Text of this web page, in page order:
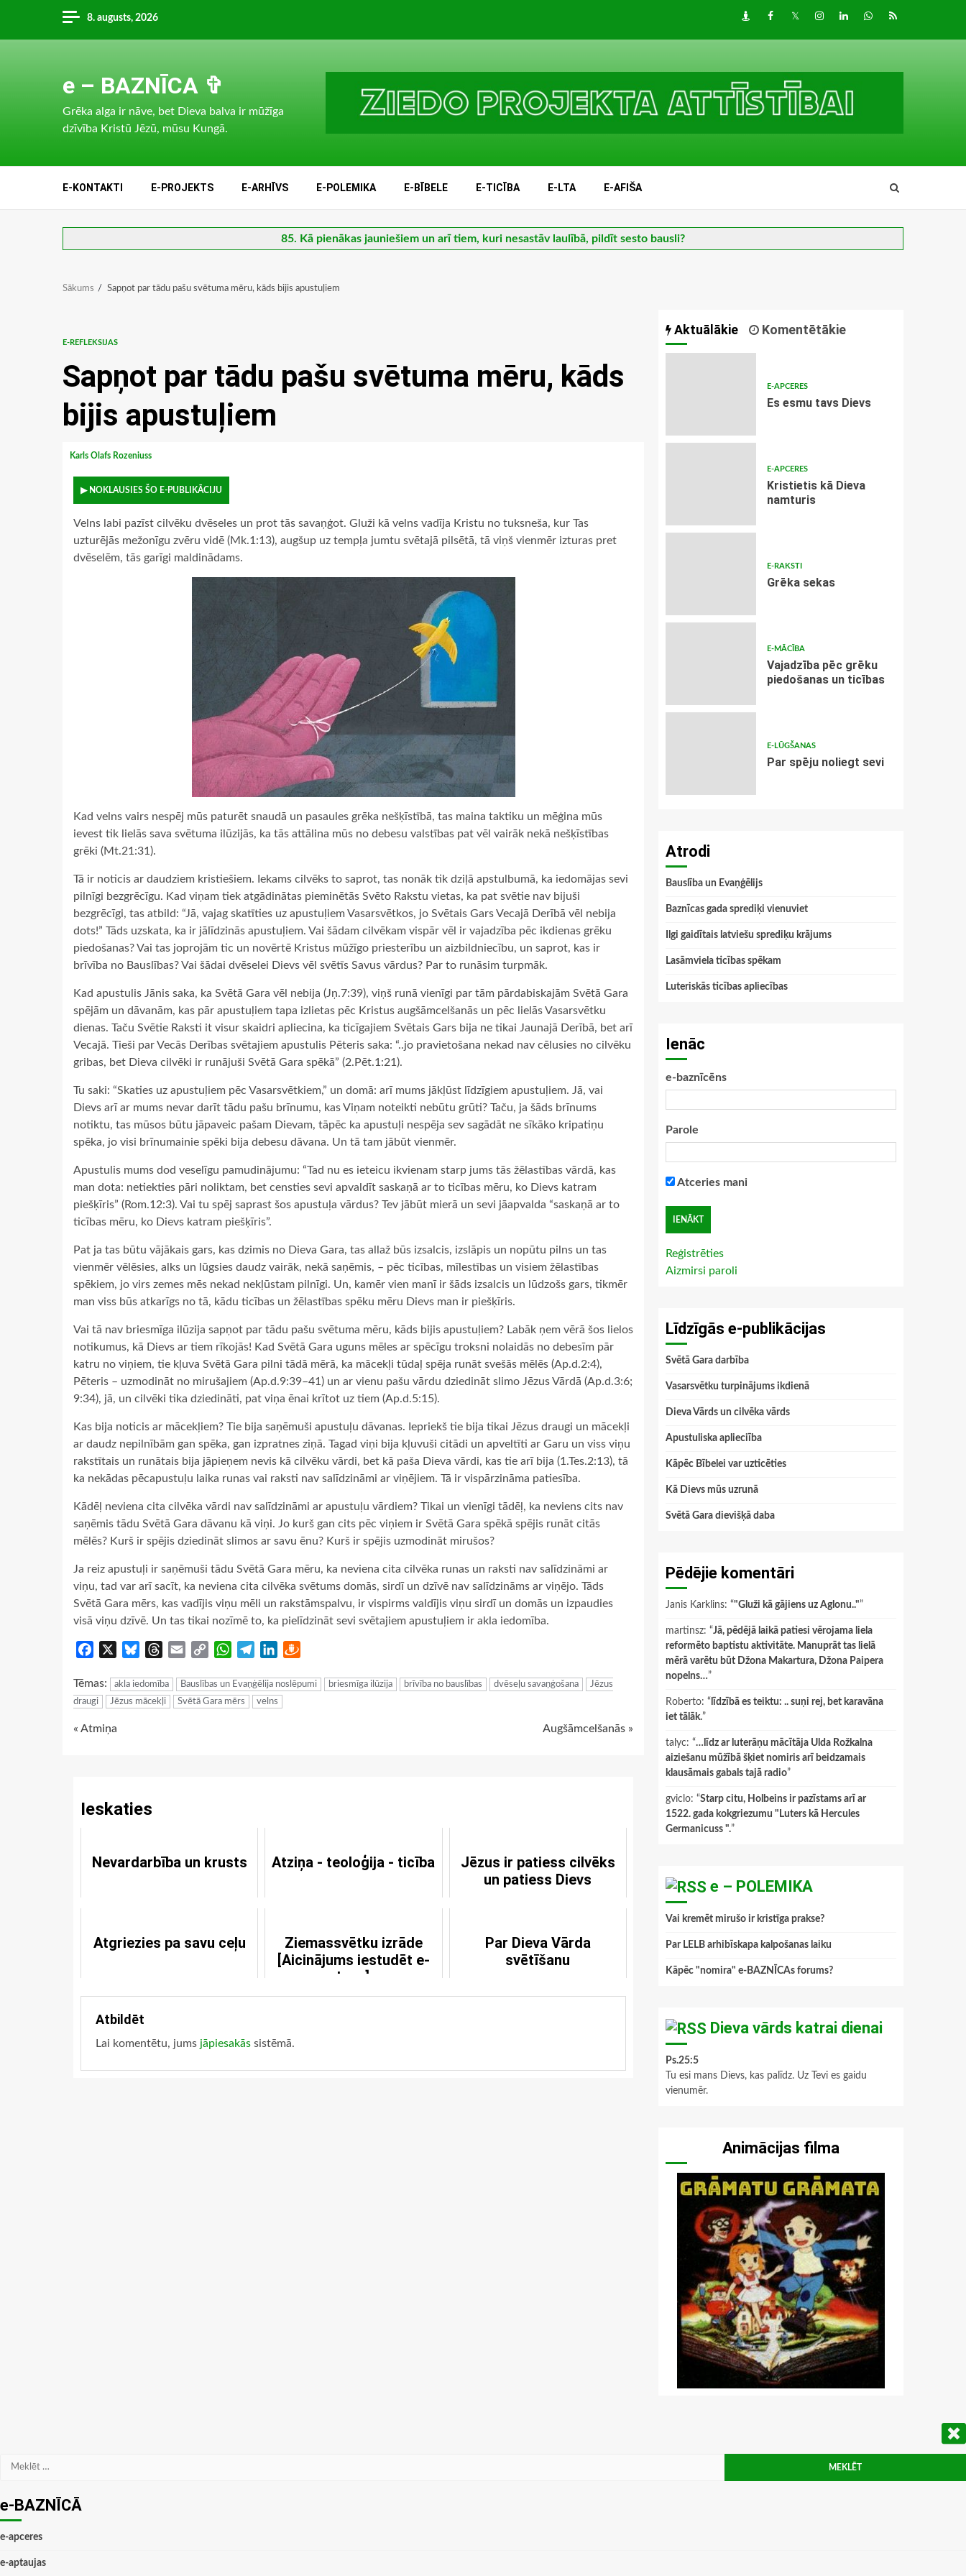
content
8. augusts, 2026 DraugiemFacebook
TwitterInstagram
LinkedInwhatsapp
RSS
e – BAZNĪCA ✞
Grēka alga ir nāve, bet Dieva balva ir mūžīga
dzīvība Kristū Jēzū, mūsu Kungā.
E-KONTAKTI E-PROJEKTS E-ARHĪVS E-POLEMIKA E-BĪBELE E-TICĪBA E-LTA E-AFIŠA
85. Kā pienākas jauniešiem un arī tiem, kuri nesastāv laulībā, pildīt sesto bausli?
Sākums Sapņot par tādu pašu svētuma mēru, kāds bijis apustuļiem
E-REFLEKSIJAS
Sapņot par tādu pašu svētuma mēru, kāds
bijis apustuļiem
Karls Olafs Rozeniuss
▶ NOKLAUSIES ŠO E-PUBLIKĀCIJU
Velns labi pazīst cilvēku dvēseles un prot tās savaņģot. Gluži kā velns vadīja Kristu no tuksneša, kur Tas
uzturējās mežonīgu zvēru vidē (Mk.1:13), augšup uz tempļa jumtu svētajā pilsētā, tā viņš vienmēr izturas pret
dvēselēm, tās garīgi maldinādams.
Kad velns vairs nespēj mūs paturēt snaudā un pasaules grēka nešķīstībā, tas maina taktiku un mēģina mūs
ievest tik lielās sava svētuma ilūzijās, ka tās attālina mūs no debesu valstības pat vēl vairāk nekā nešķīstības
grēki (Mt.21:31).
Tā ir noticis ar daudziem kristiešiem. Iekams cilvēks to saprot, tas nonāk tik dziļā apstulbumā, ka iedomājas sevi
pilnīgi bezgrēcīgu. Kad viņam tiek atgādinātas pieminētās Svēto Rakstu vietas, ka pat svētie nav bijuši
bezgrēcīgi, tas atbild: “Jā, vajag skatīties uz apustuļiem Vasarsvētkos, jo Svētais Gars Vecajā Derībā vēl nebija
dots!” Tāds uzskata, ka ir jālīdzinās apustuļiem. Vai šādam cilvēkam vispār vēl ir vajadzība pēc ikdienas grēku
piedošanas? Vai tas joprojām tic un novērtē Kristus mūžīgo priesterību un aizbildniecību, un saprot, kas ir
brīvība no Bauslības? Vai šādai dvēselei Dievs vēl svētīs Savus vārdus? Par to runāsim turpmāk.
Kad apustulis Jānis saka, ka Svētā Gara vēl nebija (Jņ.7:39), viņš runā vienīgi par tām pārdabiskajām Svētā Gara
spējām un dāvanām, kas pār apustuļiem tapa izlietas pēc Kristus augšāmcelšanās un pēc lielās Vasarsvētku
dienas. Taču Svētie Raksti it visur skaidri apliecina, ka ticīgajiem Svētais Gars bija ne tikai Jaunajā Derībā, bet arī
Vecajā. Tieši par Vecās Derības svētajiem apustulis Pēteris saka: “..jo pravietošana nekad nav cēlusies no cilvēku
gribas, bet Dieva cilvēki ir runājuši Svētā Gara spēkā” (2.Pēt.1:21).
Tu saki: “Skaties uz apustuļiem pēc Vasarsvētkiem,” un domā: arī mums jākļūst līdzīgiem apustuļiem. Jā, vai
Dievs arī ar mums nevar darīt tādu pašu brīnumu, kas Viņam noteikti nebūtu grūti? Taču, ja šāds brīnums
notiktu, tas mūsos būtu jāpaveic pašam Dievam, tāpēc ka apustuļi nespēja sev sagādāt ne sīkāko kripatiņu
spēka, jo visi brīnumainie spēki bija debesu dāvana. Un tā tam jābūt vienmēr.
Apustulis mums dod veselīgu pamudinājumu: “Tad nu es ieteicu ikvienam starp jums tās žēlastības vārdā, kas
man dota: netiekties pāri noliktam, bet censties sevi apvaldīt saskaņā ar to ticības mēru, ko Dievs katram
piešķīris” (Rom.12:3). Vai tu spēj saprast šos apustuļa vārdus? Tev jābūt mierā un sevi jāapvalda “saskaņā ar to
ticības mēru, ko Dievs katram piešķīris”.
Pat ja tas būtu vājākais gars, kas dzimis no Dieva Gara, tas allaž būs izsalcis, izslāpis un nopūtu pilns un tas
vienmēr vēlēsies, alks un lūgsies daudz vairāk, nekā saņēmis, – pēc ticības, mīlestības un visiem žēlastības
spēkiem, jo virs zemes mēs nekad nekļūstam pilnīgi. Un, kamēr vien manī ir šāds izsalcis un lūdzošs gars, tikmēr
man viss būs atkarīgs no tā, kādu ticības un žēlastības spēku mēru Dievs man ir piešķīris.
Vai tā nav briesmīga ilūzija sapņot par tādu pašu svētuma mēru, kāds bijis apustuļiem? Labāk ņem vērā šos lielos
notikumus, kā Dievs ar tiem rīkojās! Kad Svētā Gara uguns mēles ar spēcīgu troksni nolaidās no debesīm pār
katru no viņiem, tie kļuva Svētā Gara pilni tādā mērā, ka mācekļi tūdaļ spēja runāt svešās mēlēs (Ap.d.2:4),
Pēteris – uzmodināt no mirušajiem (Ap.d.9:39–41) un ar vienu pašu vārdu dziedināt slimo Jēzus Vārdā (Ap.d.3:6;
9:34), jā, un cilvēki tika dziedināti, pat viņa ēnai krītot uz tiem (Ap.d.5:15).
Kas bija noticis ar mācekļiem? Tie bija saņēmuši apustuļu dāvanas. Iepriekš tie bija tikai Jēzus draugi un mācekļi
ar daudz nepilnībām gan spēka, gan izpratnes ziņā. Tagad viņi bija kļuvuši citādi un apveltīti ar Garu un viss viņu
rakstītais un runātais bija jāpieņem nevis kā cilvēku vārdi, bet kā paša Dieva vārdi, kas tie arī bija (1.Tes.2:13), tā
ka nekādas pēcapustuļu laika runas vai raksti nav salīdzināmi ar viņējiem. Tā ir vispārzināma patiesība.
Kādēļ neviena cita cilvēka vārdi nav salīdzināmi ar apustuļu vārdiem? Tikai un vienīgi tādēļ, ka neviens cits nav
saņēmis tādu Svētā Gara dāvanu kā viņi. Jo kurš gan cits pēc viņiem ir Svētā Gara spēkā spējis runāt citās
mēlēs? Kurš ir spējis dziedināt slimos ar savu ēnu? Kurš ir spējis uzmodināt mirušos?
Ja reiz apustuļi ir saņēmuši tādu Svētā Gara mēru, ka neviena cita cilvēka runas un raksti nav salīdzināmi ar
viņu, tad var arī sacīt, ka neviena cita cilvēka svētums domās, sirdī un dzīvē nav salīdzināms ar viņējo. Tāds
Svētā Gara mērs, kas vadījis viņu mēli un rakstāmspalvu, ir vispirms valdījis viņu sirdī un domās un izpaudies
visā viņu dzīvē. Un tas tikai nozīmē to, ka pielīdzināt sevi svētajiem apustuļiem ir akla iedomība.
Facebook BlueskyThreads
Email
Copy
WhatsApp
TelegramLinkedIn
Tēmas: akla iedomība Bauslības un Evaņģēlija noslēpumi briesmīga ilūzija brīvība no bauslības dvēseļu savaņģošana
Jēzus
draugi
Jēzus mācekļi Svētā Gara mērs velns
Continue
« Atmiņa Augšāmcelšanās »
Ieskaties
Nevardarbība un krusts Atziņa - teoloģija - ticība
Jēzus ir patiess cilvēks
un patiess Dievs
Atgriezies pa savu ceļu
Ziemassvētku izrāde
[Aicinājums iestudēt e-
lugu]
Par Dieva Vārda
svētīšanu
Atbildēt
Lai komentētu, jums jāpiesakās sistēmā.
Aktuālākie Komentētākie
E-APCERES
Es esmu tavs Dievs
E-APCERES
Kristietis kā Dieva
namturis
E-RAKSTI
Grēka sekas
E-MĀCĪBA
Vajadzība pēc grēku
piedošanas un ticības
E-LŪGŠANAS
Par spēju noliegt sevi
Atrodi
Bauslība un Evaņģēlijs
Baznīcas gada sprediķi vienuviet
Ilgi gaidītais latviešu sprediķu krājums
Lasāmviela ticības spēkam
Luteriskās ticības apliecības
Ienāc
e-baznīcēns
Parole
Atceries mani
Reģistrēties
Aizmirsi paroli
Līdzīgās e-publikācijas
Svētā Gara darbība
Vasarsvētku turpinājums ikdienā
Dieva Vārds un cilvēka vārds
Apustuliska aplieciība
Kāpēc Bībelei var uzticēties
Kā Dievs mūs uzrunā
Svētā Gara dievišķā daba
Pēdējie komentāri
Janis Karklins: “"Gluži kā gājiens uz Aglonu.."”
martinsz: “Jā, pēdējā laikā patiesi vērojama liela
reformēto baptistu aktivitāte. Manuprāt tas lielā
mērā varētu būt Džona Makartura, Džona Paipera
nopelns…”
Roberto: “ līdzībā es teiktu: .. suņi rej, bet karavāna
iet tālāk.”
talyc: “…līdz ar luterāņu mācītāja Ulda Rožkalna
aiziešanu mūžībā šķiet nomiris arī beidzamais
klausāmais gabals tajā radio”
gviclo: “Starp citu, Holbeins ir pazīstams arī ar
1522. gada kokgriezumu "Luters kā Hercules
Germanicuss ".”
e – POLEMIKA
Vai kremēt mirušo ir kristīga prakse?
Par LELB arhibīskapa kalpošanas laiku
Kāpēc "nomira" e-BAZNĪCAs forums?
Dieva vārds katrai dienai
Ps.25:5
Tu esi mans Dievs, kas palīdz. Uz Tevi es gaidu
vienumēr.
Animācijas filma
Meklēt:
e-BAZNĪCĀ
e-apceres
e-aptaujas